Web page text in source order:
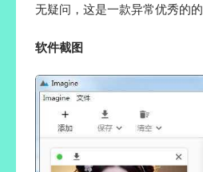
无疑问，这是一款异常优秀的的
软件截图